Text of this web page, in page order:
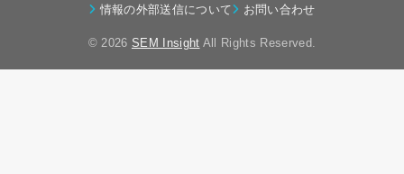
情報の外部送信について
お問い合わせ
© 2026 SEM Insight All Rights Reserved.